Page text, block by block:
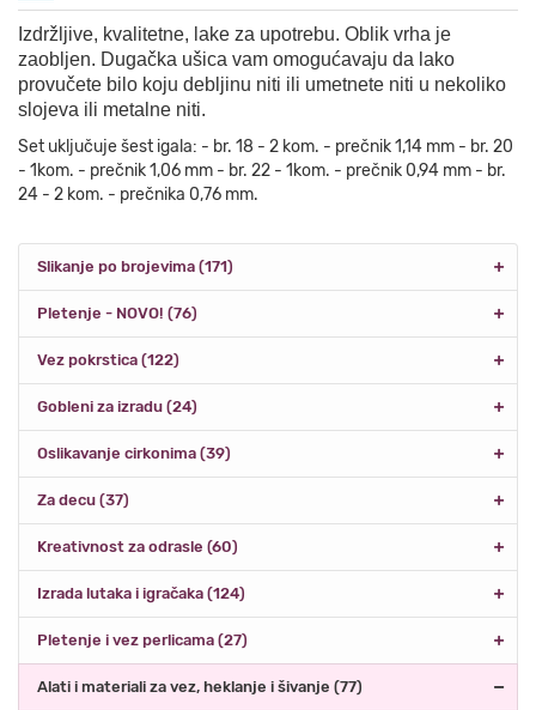
Izdržljive, kvalitetne, lake za upotrebu. Oblik vrha je
zaobljen. Dugačka ušica vam omogućavaju da lako
provučete bilo koju debljinu niti ili umetnete niti u nekoliko
slojeva ili metalne niti.
Set uključuje šest igala: - br. 18 - 2 kom. - prečnik 1,14 mm - br. 20
- 1kom. - prečnik 1,06 mm - br. 22 - 1kom. - prečnik 0,94 mm - br.
24 - 2 kom. - prečnika 0,76 mm.
Slikanje po brojevima (171)
Pletenje - NOVO! (76)
Vez pokrstica (122)
Gobleni za izradu (24)
Oslikavanje cirkonima (39)
Za decu (37)
Kreativnost za odrasle (60)
Izrada lutaka i igračaka (124)
Pletenje i vez perlicama (27)
Alati i materiali za vez, heklanje i šivanje (77)